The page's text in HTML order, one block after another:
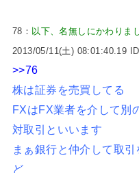
78： 以下、名無しにかわりま
2013/05/11(土) 08:01:40.19
>>76
株は証券を売買してる
FXはFX業者を介して別
対取引といいます
まぁ銀行と仲介して取
ど